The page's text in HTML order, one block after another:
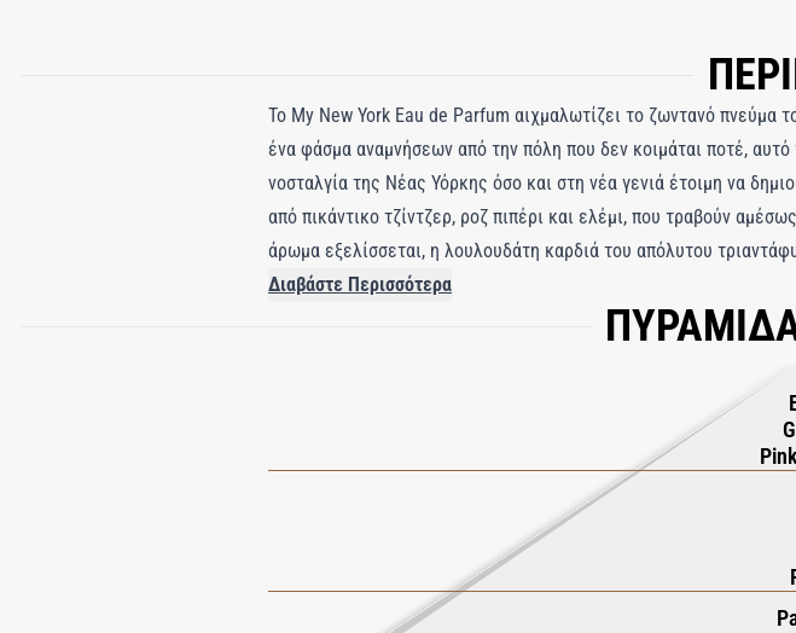
Το My New York Eau de Parfum αιχμαλωτίζει το ζωντανό
ένα φάσμα αναμνήσεων από την πόλη που δεν κοιμάται ποτέ,
νοσταλγία της Νέας Υόρκης όσο και στη νέα γενιά έτοιμη να
από πικάντικο τζίντζερ, ροζ πιπέρι και ελέμι, που τραβούν
άρωμα εξελίσσεται, η λουλουδάτη καρδιά του απόλυτου
κομψότητας και ρομαντισμού, ενώ οι γήινες νότες από πάπυρο,
σαγηνευτικό άρωμα αφήνει μια μόνιμη εντύπωση, ιδανικό για
Διαβάστε Περισσότερα